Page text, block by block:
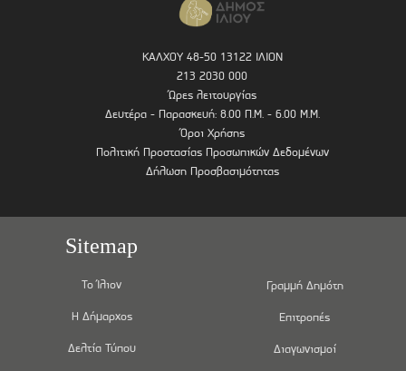
ΚΑΛΧΟΥ 48-50 13122 ΙΛΙΟΝ
213 2030 000
Ώρες λειτουργίας
Δευτέρα - Παρασκευή: 8.00 Π.Μ. - 6.00 Μ.Μ.
Όροι Χρήσης
Πολιτική Προστασίας Προσωπικών Δεδομένων
Δήλωση Προσβασιμότητας
Sitemap
Το Ίλιον
Η Δήμαρχος
Δελτία Τύπου
Γραμμή Δημότη
Επιτροπές
Διαγωνισμοί